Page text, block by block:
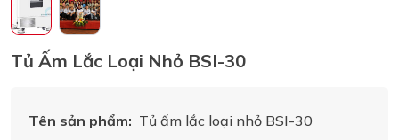
Tủ Ấm Lắc Loại Nhỏ BSI-30
Tên sản phẩm: Tủ ấm lắc loại nhỏ BSI-30